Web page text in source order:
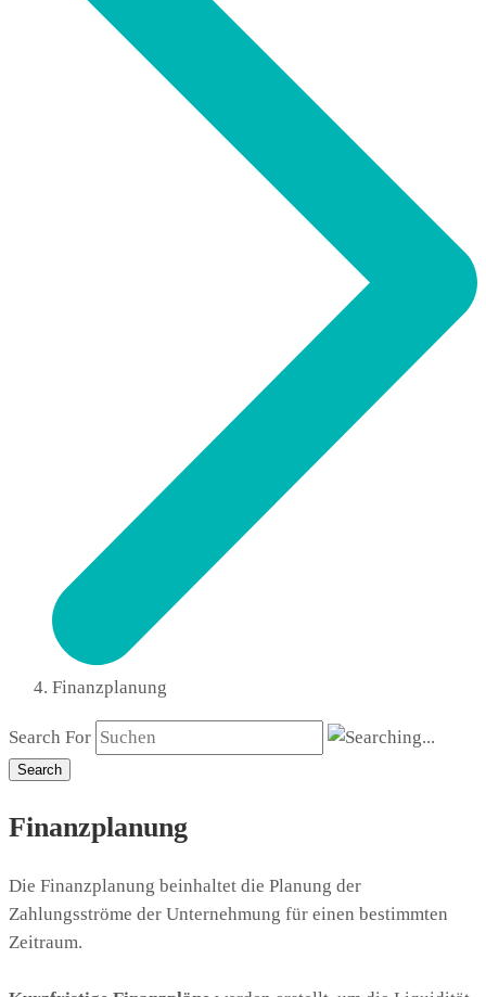
Finanzplanung
Search For
Search
Finanzplanung
Die Finanzplanung beinhaltet die Planung der
Zahlungsströme der Unternehmung für einen bestimmten
Zeitraum.